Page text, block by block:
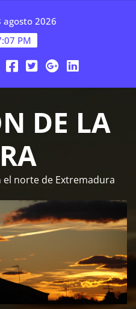
agosto 2026
PM
DE LA
norte de Extremadura